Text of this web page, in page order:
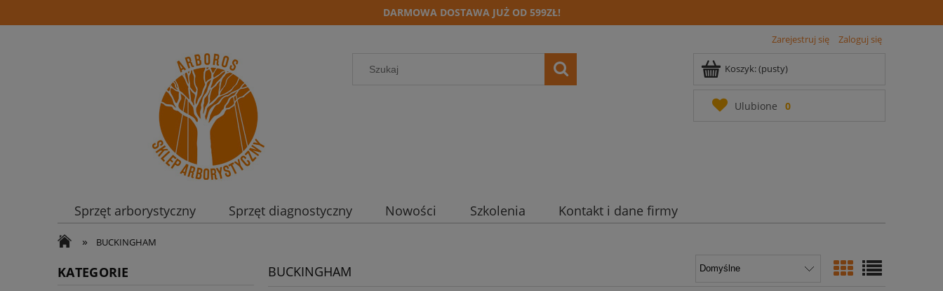
DARMOWA DOSTAWA JUŻ OD 599ZŁ!
Zarejestruj się Zaloguj się
Koszyk:(pusty)
Ulubione 0
Sprzęt arborystyczny Sprzęt diagnostyczny Nowości Szkolenia Kontakt i dane firmy
» BUCKINGHAM
KATEGORIE BUCKINGHAM